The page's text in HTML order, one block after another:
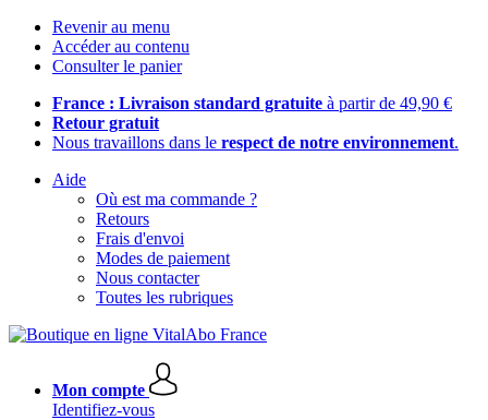
Revenir au menu
Accéder au contenu
Consulter le panier
France : Livraison standard gratuite à partir de 49,90 €
Retour gratuit
Nous travaillons dans le respect de notre environnement.
Aide
Où est ma commande ?
Retours
Frais d'envoi
Modes de paiement
Nous contacter
Toutes les rubriques
Mon compte
Identifiez-vous